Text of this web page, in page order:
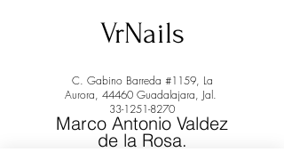
VrNails
C. Gabino Barreda #1159, La
Aurora, 44460 Guadalajara, Jal.
33-1251-8270
Marco Antonio Valdez
de la Rosa.